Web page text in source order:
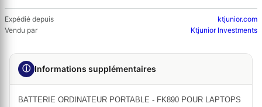
Expédié depuis
ktjunior.com
Vendu par
Ktjunior Investments
ⓘ Informations supplémentaires
BATTERIE ORDINATEUR PORTABLE - FK890 POUR LAPTOPS